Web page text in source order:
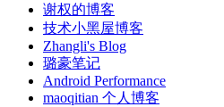
谢权的博客
技术小黑屋博客
Zhangli's Blog
璐豪笔记
Android Performance
maoqitian 个人博客